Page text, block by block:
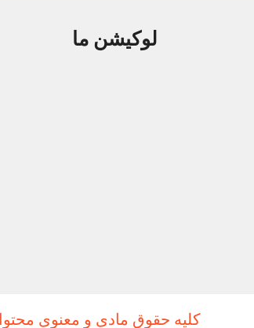
لوکیشن ما
کلیه حقوق مادی و معنوی